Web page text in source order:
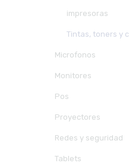
impresoras
Tintas, toners y
Microfonos
Monitores
Pos
Proyectores
Redes y seguridad
Tablets